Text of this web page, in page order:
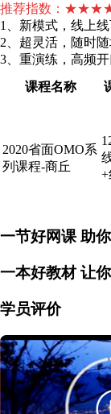
推荐指数：
1、新模式，线上
2、超灵活，随时
3、重演练，高频
课程名称
2020省面OMO系
列课程-商丘
+
一节好网课 助
一本好教材让
学员评价